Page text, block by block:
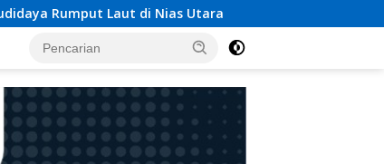
Respons Cepat Pos TNI AL Selatpanjang